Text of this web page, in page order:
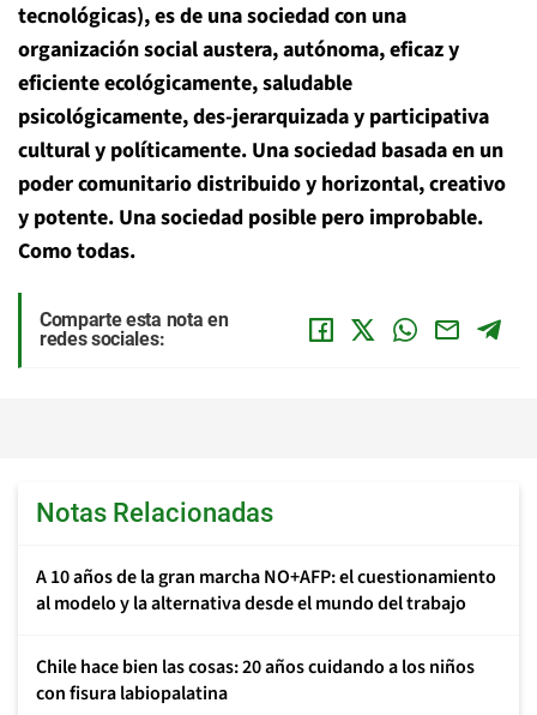
tecnológicas), es de una sociedad con una
organización social austera, autónoma, eficaz y
eficiente ecológicamente, saludable
psicológicamente, des-jerarquizada y participativa
cultural y políticamente. Una sociedad basada en un
poder comunitario distribuido y horizontal, creativo
y potente. Una sociedad posible pero improbable.
Como todas.
Comparte esta nota en
redes sociales:
Notas Relacionadas
A 10 años de la gran marcha NO+AFP: el cuestionamiento
al modelo y la alternativa desde el mundo del trabajo
Chile hace bien las cosas: 20 años cuidando a los niños
con fisura labiopalatina